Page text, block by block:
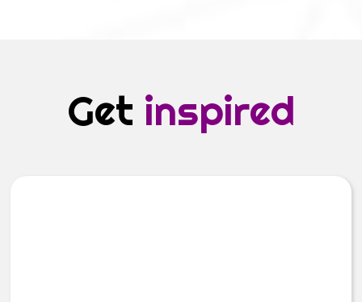
Get inspired